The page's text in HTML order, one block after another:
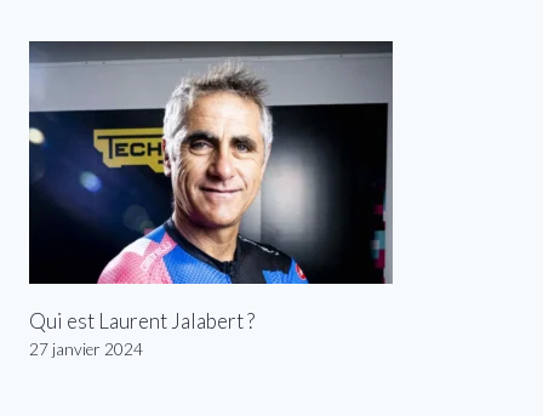
Qui est Laurent Jalabert ?
27 janvier 2024